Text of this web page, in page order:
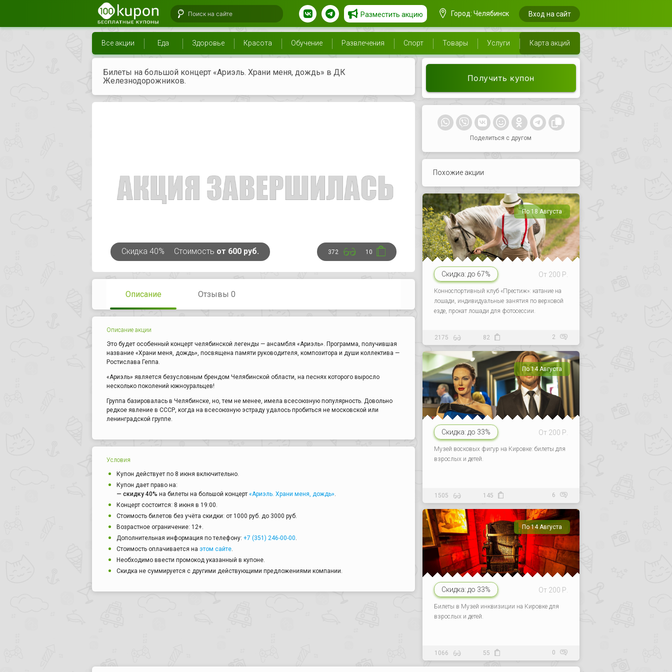
Разместить акцию Город: Челябинск Вход на сайт
Все акции Еда Здоровье Красота Обучение Развлечения Спорт Товары Услуги Карта акций
Билеты на большой концерт «Ариэль. Храни меня, дождь» в ДК
Железнодорожников.
Скидка 40% Стоимость от 600 руб. 372 10
Описание Отзывы 0
Описание акции
Это будет особенный концерт челябинской легенды — ансамбля «Ариэль». Программа, получившая
название «Храни меня, дождь», посвящена памяти руководителя, композитора и души коллектива —
Ростислава Геппа.
«Ариэль» является безусловным брендом Челябинской области, на песнях которого выросло
несколько поколений южноуральцев!
Группа базировалась в Челябинске, но, тем не менее, имела всесоюзную популярность. Довольно
редкое явление в СССР, когда на всесоюзную эстраду удалось пробиться не московской или
ленинградской группе.
Условия
Купон действует по 8 июня включительно.
Купон дает право на:
— скидку 40% на билеты на большой концерт «Ариэль. Храни меня, дождь».
Концерт состоится: 8 июня в 19:00.
Стоимость билетов без учёта скидки: от 1000 руб. до 3000 руб.
Возрастное ограничение: 12+.
Дополнительная информация по телефону: +7 (351) 246-00-00.
Стоимость оплачивается на этом сайте.
Необходимо ввести промокод указанный в купоне.
Скидка не суммируется с другими действующими предложениями компании.
Получить купон
Поделиться с другом
Похожие акции
По 18 Августа
Скидка: до 67% От 200 Р.
Конноспортивный клуб «Престиж»: катание на
лошади, индивидуальные занятия по верховой
езде, прокат лошади для фотосессии.
2175 82 2
По 14 Августа
Скидка: до 33% От 200 Р.
Музей восковых фигур на Кировке: билеты для
взрослых и детей.
1505 145 6
По 14 Августа
Скидка: до 33% От 200 Р.
Билеты в Музей инквизиции на Кировке для
взрослых и детей.
1066 55 0